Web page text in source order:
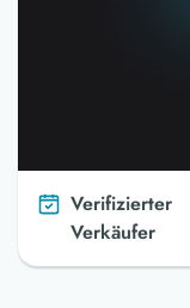
Verifizierter
Verkäufer